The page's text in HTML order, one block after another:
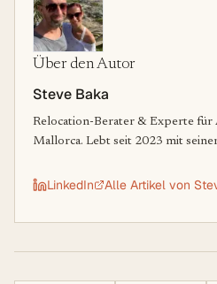
Über den Autor
Steve Baka
Relocation-Berater & Experte für
Mallorca. Lebt seit 2023 mit
LinkedIn Alle Artikel von